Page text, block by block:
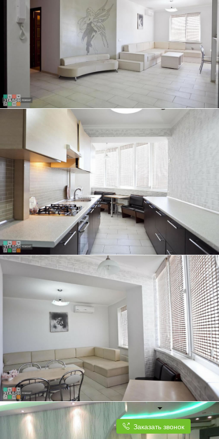
ТРЕХКОМНАТНАЯ КВАРТИРА, 84 КВ.М.
ЭКСКЛЮЗИВНЫЙ ДИЗАЙН-ПРОЕКТ ГОСТИНОЙ - НАША ГОРДОСТЬ
ТРЕХКОМНАТНАЯ КВАРТИРА, 84 КВ.М.
КУХНЯ ПОД ЕДИНОЙ СТОЛЕШНИЦЕЙ ОТЛИЧНО ГАРМОНИРУЕТ С
ДИЗАЙНОМ КВАРТИРЫ
ТРЕХКОМНАТНАЯ КВАРТИРА, 84 КВ.М.
КУХНЯ ПЛАВНО ПЕРЕХОДИТ В СВЕТЛУЮ И ПРОСТОРНУЮ ГОСТИНУЮ
Заказать звонок